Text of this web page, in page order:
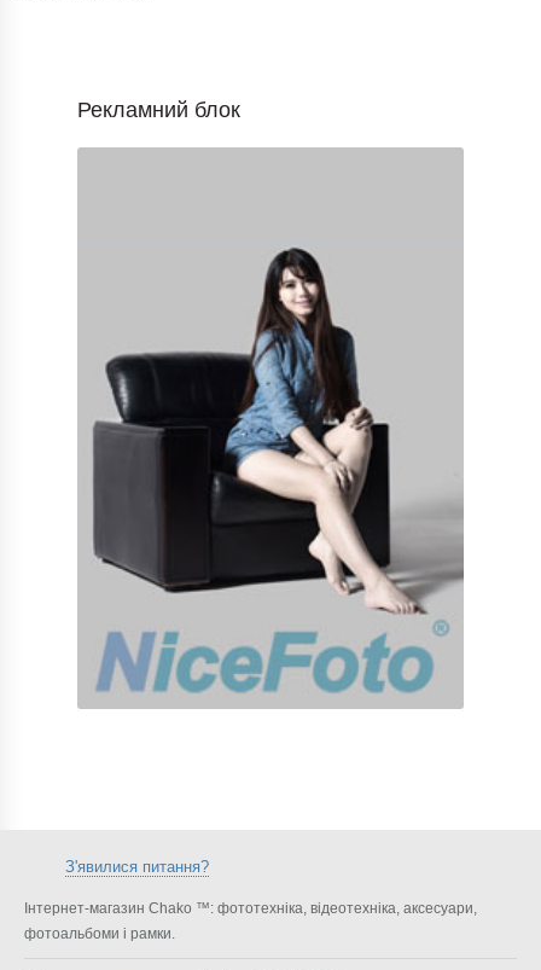
Рекламний блок
З'явилися питання?
Інтернет-магазин Chako ™: фототехніка, відеотехніка, аксесуари,
фотоальбоми і рамки.